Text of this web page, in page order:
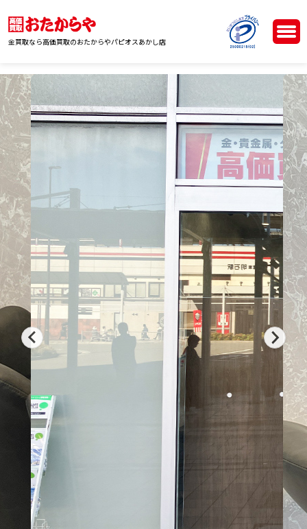
金買取なら高価買取のおたからやパピオスあかし店